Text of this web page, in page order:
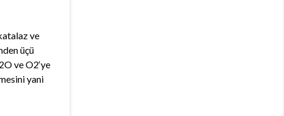
ve
üçü
ve O2‘ye
yani